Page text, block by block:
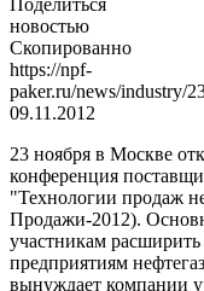
новостью
Скопированно
https://npf-
paker.ru/news/industry/
09.11.2012
23 ноября в Москве
конференция
"Технологии продаж
Продажи-2012).
участникам
предприятиям
вынуждает компании